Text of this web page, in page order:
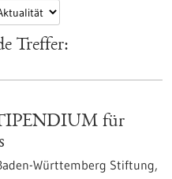
Treffer:
für
Württemberg Stiftung,